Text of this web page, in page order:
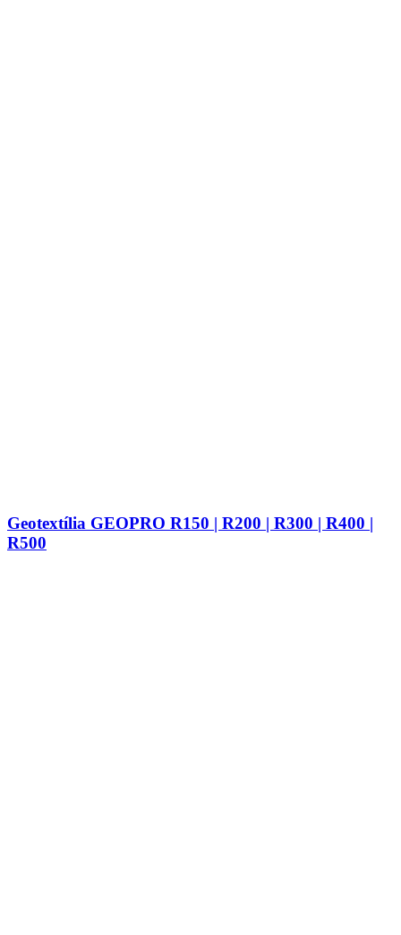
Geotextília GEOPRO R150 | R200 | R300 | R400 |
R500